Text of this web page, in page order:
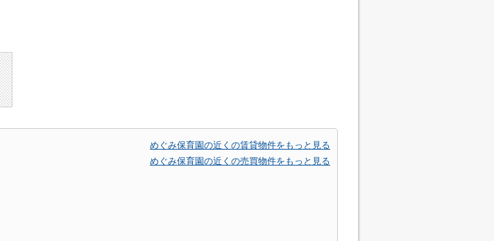
めぐみ保育園の近くの賃貸物件をもっと見る
めぐみ保育園の近くの売買物件をもっと見る